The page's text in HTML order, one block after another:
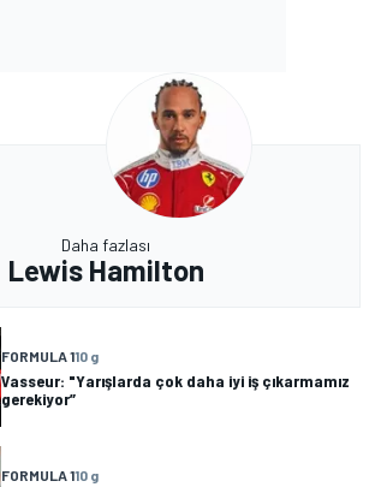
Daha fazlası
Lewis Hamilton
FORMULA 110 g
Vasseur: "Yarışlarda çok daha iyi iş çıkarmamız
gerekiyor”
FORMULA 110 g